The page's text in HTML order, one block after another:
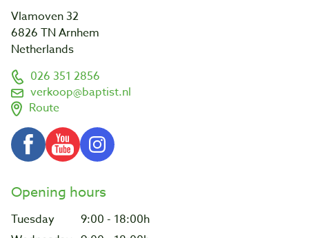
Vlamoven 32
6826 TN Arnhem
Netherlands
026 351 2856
verkoop@baptist.nl
Route
Opening hours
Tuesday
9:00 - 18:00h